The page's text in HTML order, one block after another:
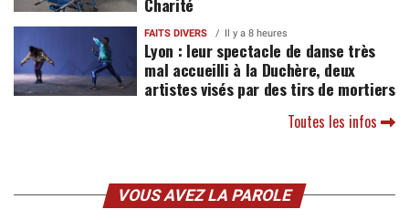
FAITS DIVERS Il y a 8 heures
Lyon : leur spectacle de danse très
mal accueilli à la Duchère, deux
artistes visés par des tirs de mortiers
Toutes les infos
VOUS AVEZ LA PAROLE